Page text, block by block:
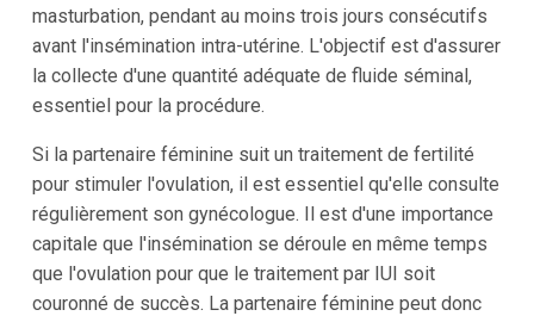
masturbation, pendant au moins trois jours consécutifs
avant l'insémination intra-utérine. L'objectif est d'assurer
la collecte d'une quantité adéquate de fluide séminal,
essentiel pour la procédure.
Si la partenaire féminine suit un traitement de fertilité
pour stimuler l'ovulation, il est essentiel qu'elle consulte
régulièrement son gynécologue. Il est d'une importance
capitale que l'insémination se déroule en même temps
que l'ovulation pour que le traitement par IUI soit
couronné de succès. La partenaire féminine peut donc